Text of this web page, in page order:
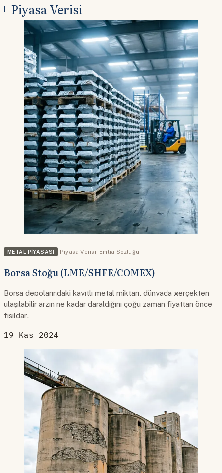
Piyasa Verisi
METAL PIYASASI Piyasa Verisi, Emtia Sözlüğü
Borsa Stoğu (LME/SHFE/COMEX)
Borsa depolarındaki kayıtlı metal miktarı, dünyada gerçekten
ulaşılabilir arzın ne kadar daraldığını çoğu zaman fiyattan önce
fısıldar.
19 Kas 2024